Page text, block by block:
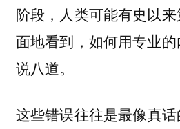
阶段，人类可能有史以
面地看到，如何用专业
说八道。
这些错误往往是最像真